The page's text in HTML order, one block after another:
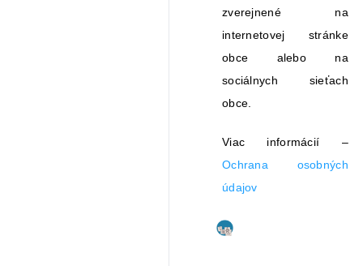
zverejnené na
internetovej stránke
obce alebo na
sociálnych sieťach
obce.
Viac informácií –
Ochrana osobných
údajov